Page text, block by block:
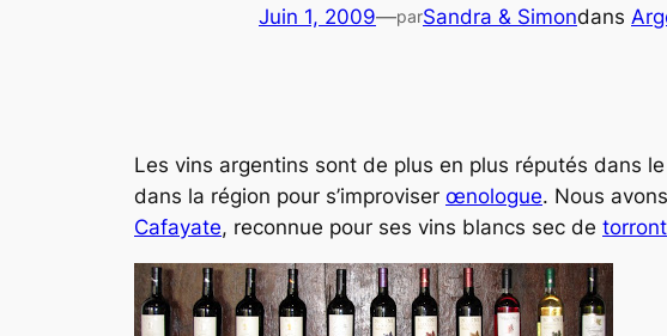
Juin 1, 2009—parSandra & Simondans
Les vins argentins sont de plus en plus réputés dans
dans la région pour s’improviser œnologue. Nous
Cafayate, reconnue pour ses vins blancs sec de